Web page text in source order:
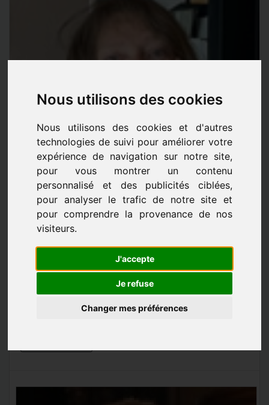
Nous utilisons des cookies
Nous utilisons des cookies et d'autres
technologies de suivi pour améliorer votre
expérience de navigation sur notre site,
pour vous montrer un contenu
personnalisé et des publicités ciblées,
pour analyser le trafic de notre site et
pour comprendre la provenance de nos
visiteurs.
J'accepte
Je refuse
Changer mes préférences
Les professeurs
LES PROFESSEURS